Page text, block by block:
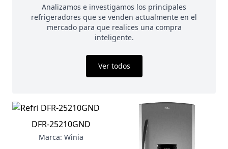
Analizamos e investigamos los principales
refrigeradores que se venden actualmente en el
mercado para que realices una compra
inteligente.
Ver todos
DFR-25210GND
Marca: Winia